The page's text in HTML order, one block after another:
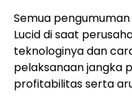
Semua
Lucid di saat
teknologinya dan
pelaksanaan jangka
profitabilitas serta